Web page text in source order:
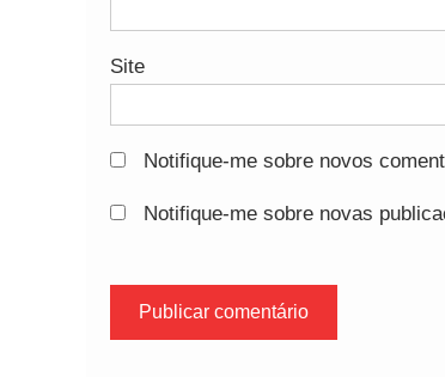
Site
Notifique-me sobre novos
Notifique-me sobre novas